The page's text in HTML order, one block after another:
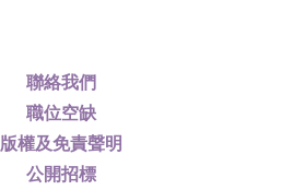
聯絡我們
職位空缺
版權及免責聲明
公開招標